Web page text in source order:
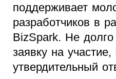
поддерживает
разработчиков в
BizSpark. Не
заявку на
утвердительный